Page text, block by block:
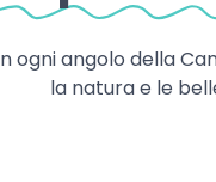
ogni angolo della
la natura e le